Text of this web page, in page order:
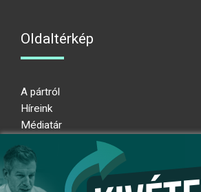
Oldaltérkép
A pártról
Híreink
Médiatár
Adatkezelési nyilatkozat
Átláthatósági nyilatkozat